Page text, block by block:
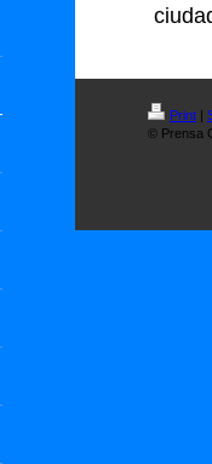
Print |
© Prensa